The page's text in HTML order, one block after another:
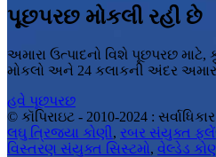
પૂછપરછ મોકલી રહી છે
અમારા ઉત્પાદનો વિશે પૂછપરછ
મોકલો અને 24 કલાકની અંદર
હવે પૂછપરછ
© કૉપિરાઇટ - 2010-2024 :
લઘુ ત્રિજ્યા કોણી, રબર સંયુક્ત
વિસ્તરણ સંયુક્ત સિસ્ટમો, વેલ્ડેડ